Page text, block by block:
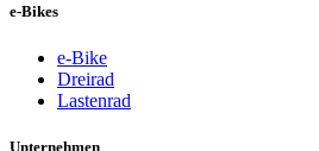
e-Bikes
e-Bike
Dreirad
Lastenrad
Unternehmen